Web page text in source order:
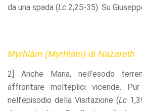
da una spada (Lc 2,25-35). Su
Myrhiàm (Myrhiàm) di Nazareth
2] Anche Maria, nell’esodo
affrontare molteplici vicende.
nell’episodio della Visitazione (Lc